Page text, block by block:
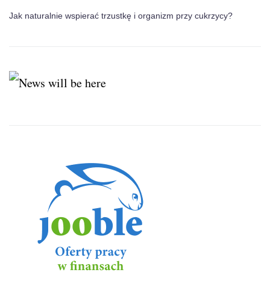
Jak naturalnie wspierać trzustkę i organizm przy cukrzycy?